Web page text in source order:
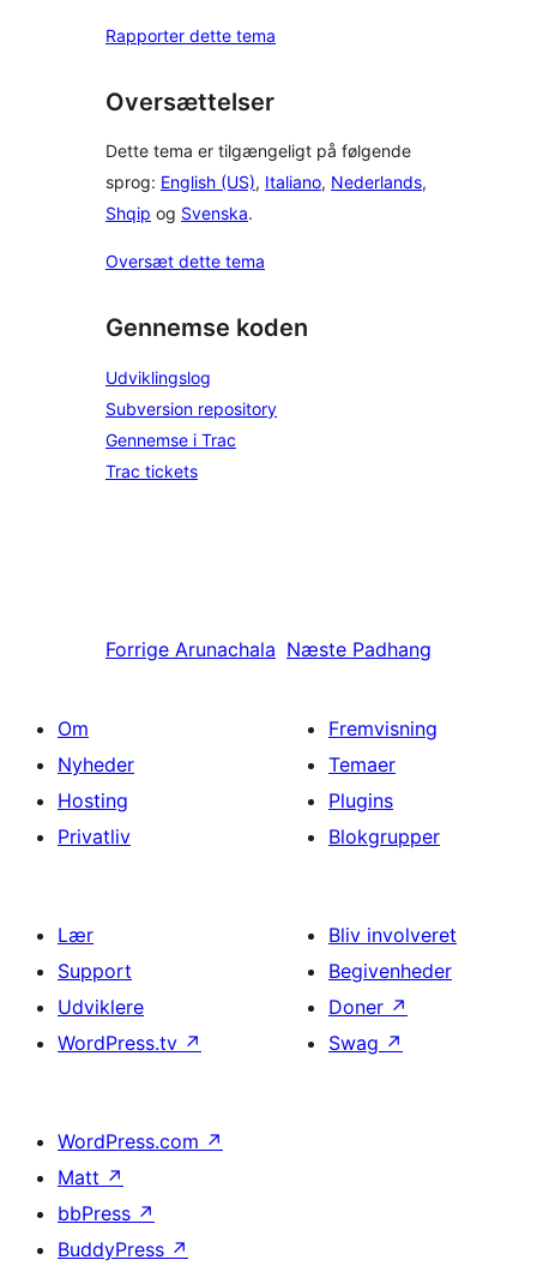
Rapporter dette tema
Oversættelser
Dette tema er tilgængeligt på følgende
sprog: English (US), Italiano, Nederlands,
Shqip og Svenska.
Oversæt dette tema
Gennemse koden
Udviklingslog
Subversion repository
Gennemse i Trac
Trac tickets
Forrige Arunachala Næste Padhang
Om
Nyheder
Hosting
Privatliv
Fremvisning
Temaer
Plugins
Blokgrupper
Lær
Support
Udviklere
WordPress.tv ↗
Bliv involveret
Begivenheder
Doner ↗
Swag ↗
WordPress.com ↗
Matt ↗
bbPress ↗
BuddyPress ↗